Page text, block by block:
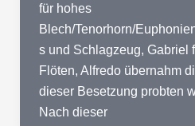
für hohes
Blech/Tenorhorn/
s und Schlagzeug, Gabriel
Flöten, Alfredo übernahm
dieser Besetzung probten
Nach dieser